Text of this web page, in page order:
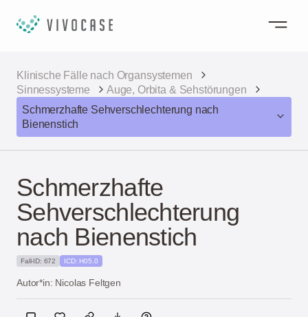
Klinische Fälle nach Organsystemen
Sinnessysteme
Auge, Orbita & Sehstörungen
Schmerzhafte Sehverschlechterung nach
Bienenstich
Schmerzhafte
Sehverschlechterung
nach Bienenstich
Fall-ID: 672 ICD: H05.0
Autor*in: Nicolas Feltgen